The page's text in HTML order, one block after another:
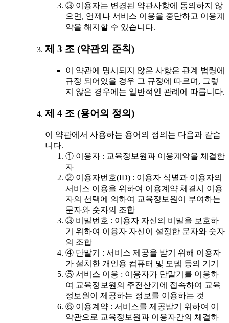
③ 이용자는 변경된 약관사항에 동의하지 않
으면, 언제나 서비스 이용을 중단하고 이용계
약을 해지할 수 있습니다.
제 3 조 (약관외 준칙)
이 약관에 명시되지 않은 사항은 관계 법령에
규정 되어있을 경우 그 규정에 따르며, 그렇
지 않은 경우에는 일반적인 관례에 따릅니다.
제 4 조 (용어의 정의)
이 약관에서 사용하는 용어의 정의는 다음과 같습
니다.
① 이용자 : 교육정보원과 이용계약을 체결한
자
② 이용자번호(ID) : 이용자 식별과 이용자의
서비스 이용을 위하여 이용계약 체결시 이용
자의 선택에 의하여 교육정보원이 부여하는
문자와 숫자의 조합
③ 비밀번호 : 이용자 자신의 비밀을 보호하
기 위하여 이용자 자신이 설정한 문자와 숫자
의 조합
④ 단말기 : 서비스 제공을 받기 위해 이용자
가 설치한 개인용 컴퓨터 및 모뎀 등의 기기
⑤ 서비스 이용 : 이용자가 단말기를 이용하
여 교육정보원의 주전산기에 접속하여 교육
정보원이 제공하는 정보를 이용하는 것
⑥ 이용계약 : 서비스를 제공받기 위하여 이
약관으로 교육정보원과 이용자간의 체결하